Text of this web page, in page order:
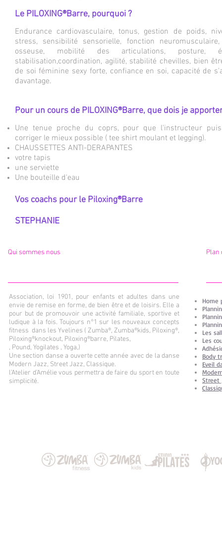
Vos coachs pour le Piloxing®Barre
STEPHANIE
Le PILOXING®Barre, pourquoi ?
Endurance cardiovasculaire, tonus, gestion de poids,
stress, sensibilité sensorielle, fonction
osseuse, mobilité des articulations, posture,
stabilisation,coordination, agilité, stabilité chevilles, bien
de soi féminine sexy forte, confiance en soi, capacité de
davantage.
Pour un cours de PILOXING®Barre, que dois je
Une tenue proche du coprs, pour que l'instructeur
corriger le mieux possible ( tee shirt moulant et legging).
CHAUSSETTES ANTI-DERAPANTES
votre tapis
une serviette
Une bouteille d'eau
Home
Les
Les
Body
Eveil
Street
Plan
Qui sommes nous
Association, loi 1901, pour enfants et adultes dans une
envie de remise en forme, de bien être et de loisirs. Elle a
pour but de promouvoir une activité familiale, sportive et
ludique à la fois. Toujours n°1 sur les nouveaux concepts
fitness dans les Yvelines ( Zumba®, Zumba®kids, Piloxing®,
Piloxing®knockout, Piloxing®barre, Pilates,
, Pound, Yogilates , Yoga,)
Une section danse a ouverte cette année avec de la danse
Modern Jazz, Street Jazz, Classique.
l’Atelier d’Amélie vous permettra de faire du sport en toute
simplicité.